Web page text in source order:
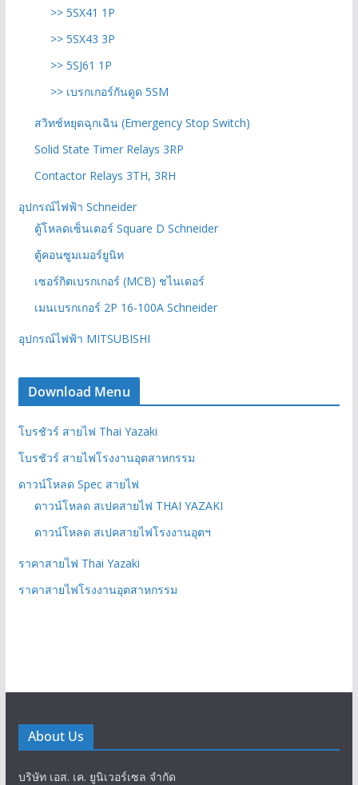
>> 5SX41 1P
>> 5SX43 3P
>> 5SJ61 1P
>> เบรกเกอร์กันดูด 5SM
สวิทช์หยุดฉุกเฉิน (Emergency Stop Switch)
Solid State Timer Relays 3RP
Contactor Relays 3TH, 3RH
อุปกรณ์ไฟฟ้า Schneider
ตู้โหลดเซ็นเตอร์ Square D Schneider
ตู้คอนซูมเมอร์ยูนิท
เซอร์กิตเบรกเกอร์ (MCB) ชไนเดอร์
เมนเบรกเกอร์ 2P 16-100A Schneider
อุปกรณ์ไฟฟ้า MITSUBISHI
Download Menu
โบรชัวร์ สายไฟ Thai Yazaki
โบรชัวร์ สายไฟโรงงานอุตสาหกรรม
ดาวน์โหลด Spec สายไฟ
ดาวน์โหลด สเปคสายไฟ THAI YAZAKI
ดาวน์โหลด สเปคสายไฟโรงงานอุตฯ
ราคาสายไฟ Thai Yazaki
ราคาสายไฟโรงงานอุตสาหกรรม
About Us
บริษัท เอส. เค. ยูนิเวอร์เซล จำกัด